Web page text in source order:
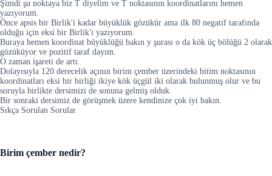
Şimdi şu noktaya biz T diyelim ve T noktasının koordinatlarını hemen
yazıyorum.
Önce apsis bir Birlik'i kadar büyüklük gözükür ama ilk 80 negatif tarafında
olduğu için eksi bir Birlik'i yazıyorum.
Buraya hemen koordinat büyüklüğü bakın y şurası o da kök üç bölüğü 2 olarak
gözüküyor ve pozitif taraf dayım.
O zaman işareti de artı.
Dolayısıyla 120 derecelik açının birim çember üzerindeki bitim noktasının
koordinatları eksi bir birliği ikiye kök üçgül iki olarak bulunmuş olur ve bu
soruyla birlikte dersimizi de sonuna gelmiş olduk.
Bir sonraki dersimiz de görüşmek üzere kendinize çok iyi bakın.
Sıkça Sorulan Sorular
Birim çember nedir?